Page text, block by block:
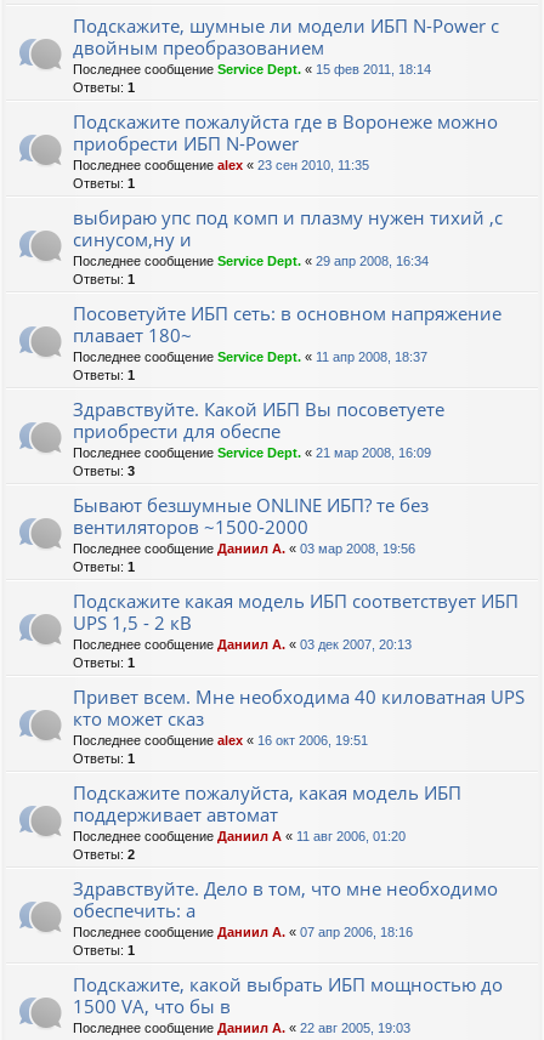
Подскажите, шумные ли модели ИБП N-Power с
двойным преобразованием
Последнее сообщение Service Dept. « 15 фев 2011, 18:14
Ответы: 1
Подскажите пожалуйста где в Воронеже можно
приобрести ИБП N-Power
Последнее сообщение alex « 23 сен 2010, 11:35
Ответы: 1
выбираю упс под комп и плазму нужен тихий ,с
синусом,ну и
Последнее сообщение Service Dept. « 29 апр 2008, 16:34
Ответы: 1
Посоветуйте ИБП сеть: в основном напряжение
плавает 180~
Последнее сообщение Service Dept. « 11 апр 2008, 18:37
Ответы: 1
Здравствуйте. Какой ИБП Вы посоветуете
приобрести для обеспе
Последнее сообщение Service Dept. « 21 мар 2008, 16:09
Ответы: 3
Бывают безшумные ONLINE ИБП? те без
вентиляторов ~1500-2000
Последнее сообщение Даниил А. « 03 мар 2008, 19:56
Ответы: 1
Подскажите какая модель ИБП соответствует ИБП
UPS 1,5 - 2 кВ
Последнее сообщение Даниил А. « 03 дек 2007, 20:13
Ответы: 1
Привет всем. Мне необходима 40 киловатная UPS
кто может сказ
Последнее сообщение alex « 16 окт 2006, 19:51
Ответы: 1
Подскажите пожалуйста, какая модель ИБП
поддерживает автомат
Последнее сообщение Даниил А « 11 авг 2006, 01:20
Ответы: 2
Здравствуйте. Дело в том, что мне необходимо
обеспечить: а
Последнее сообщение Даниил А. « 07 апр 2006, 18:16
Ответы: 1
Подскажите, какой выбрать ИБП мощностью до
1500 VA, что бы в
Последнее сообщение Даниил А. « 22 авг 2005, 19:03